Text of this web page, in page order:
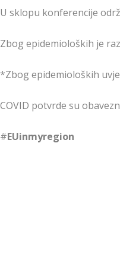
U sklopu konferencije
Zbog epidemioloških je
*Zbog epidemioloških
COVID potvrde su
#EUinmyregion